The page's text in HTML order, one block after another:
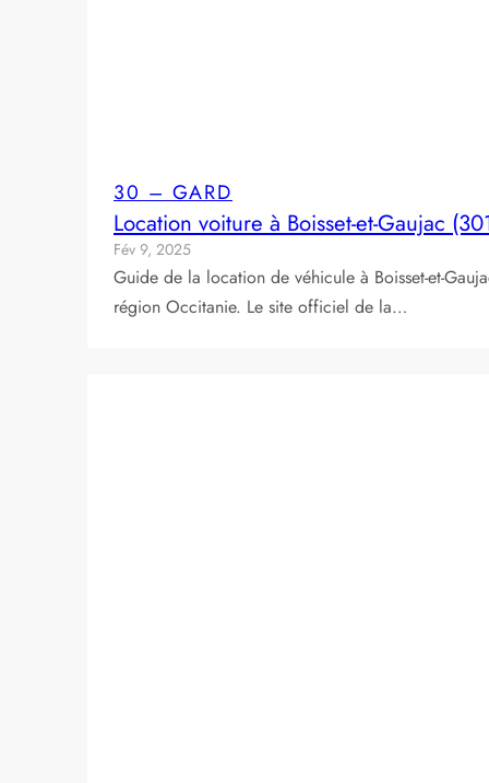
30 – GARD
Location voiture à Boisset-et-Gaujac
Fév 9, 2025
Guide de la location de véhicule à Boisset-et-
région Occitanie. Le site officiel de la…